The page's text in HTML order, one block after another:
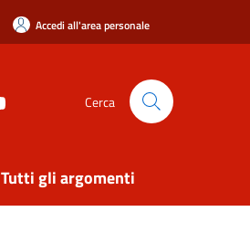
Accedi all'area personale
Cerca
Tutti gli argomenti